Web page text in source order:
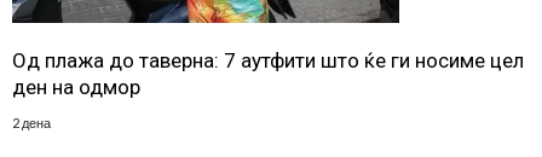
Од плажа до таверна: 7 аутфити што ќе ги носиме цел
ден на одмор
2 дена